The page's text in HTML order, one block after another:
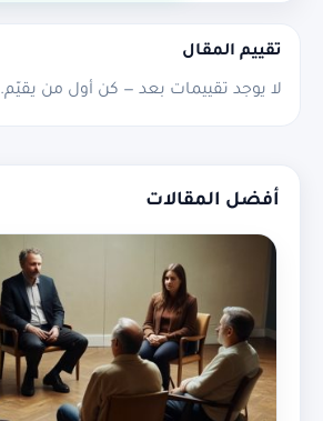
تقييم المقال
لا يوجد تقييمات بعد — كن أول من يقيّم.
أفضل المقالات